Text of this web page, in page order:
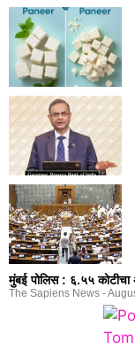
मुंबई पोलिस : ६.५५ कोटीचा
The Sapiens News